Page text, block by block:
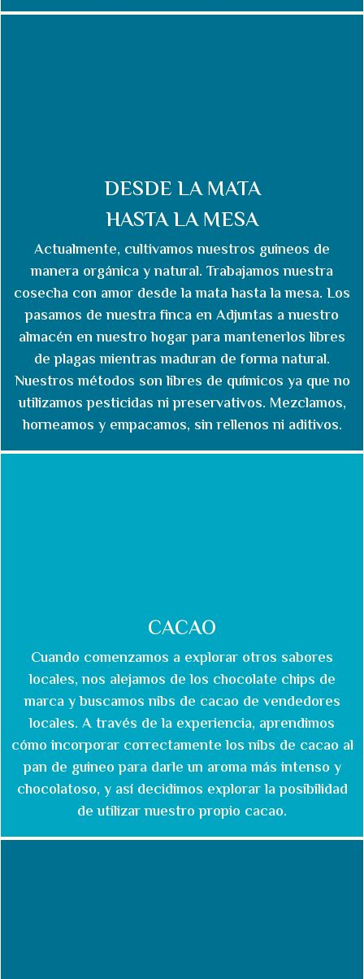
DESDE LA MATA
HASTA LA MESA
Actualmente, cultivamos nuestros guineos de
manera orgánica y natural. Trabajamos nuestra
cosecha con amor desde la mata hasta la mesa. Los
pasamos de nuestra finca en Adjuntas a nuestro
almacén en nuestro hogar para mantenerlos libres
de plagas mientras maduran de forma natural.
Nuestros métodos son libres de químicos ya que no
utilizamos pesticidas ni preservativos. Mezclamos,
horneamos y empacamos, sin rellenos ni aditivos.
CACAO
Cuando comenzamos a explorar otros sabores
locales, nos alejamos de los chocolate chips de
marca y buscamos nibs de cacao de vendedores
locales. A través de la experiencia, aprendimos
cómo incorporar correctamente los nibs de cacao al
pan de guineo para darle un aroma más intenso y
chocolatoso, y así decidimos explorar la posibilidad
de utilizar nuestro propio cacao.